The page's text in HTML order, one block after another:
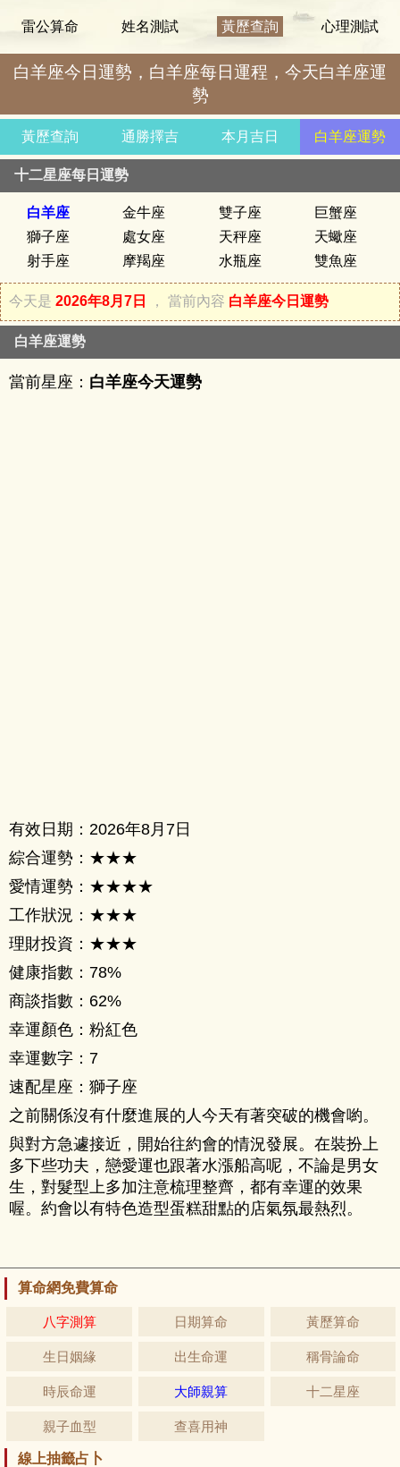
雷公算命 姓名測試 黃歷查詢 心理測試
白羊座今日運勢，白羊座每日運程，今天白羊座運
勢
黃歷查詢 通勝擇吉 本月吉日 白羊座運勢
十二星座每日運勢
白羊座 金牛座 雙子座
巨蟹座
獅子座
處女座 天秤座
天蠍座
射手座
摩羯座 水瓶座 雙魚座
今天是 2026年8月7日 ， 當前內容 白羊座今日運勢
白羊座運勢
當前星座： 白羊座今天運勢
有效日期：2026年8月7日
綜合運勢：★★★
愛情運勢：★★★★
工作狀況：★★★
理財投資：★★★
健康指數：78%
商談指數：62%
幸運顏色：粉紅色
幸運數字：7
速配星座：獅子座
之前關係沒有什麼進展的人今天有著突破的機會喲。
與對方急遽接近，開始往約會的情況發展。在裝扮上
多下些功夫，戀愛運也跟著水漲船高呢，不論是男女
生，對髮型上多加注意梳理整齊，都有幸運的效果
喔。約會以有特色造型蛋糕甜點的店氣氛最熱烈。
算命網免費算命
八字測算 日期算命 黃歷算命
生日姻緣 出生命運 稱骨論命
時辰命運 大師親算 十二星座
親子血型 查喜用神
線上抽籤占卜